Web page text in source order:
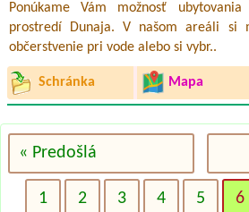
Ponúkame Vám možnosť
prostredí Dunaja. V našom areáli si
občerstvenie pri vode alebo si vybr..
Schránka Mapa
« Predošlá
1 2 3 4 5 6